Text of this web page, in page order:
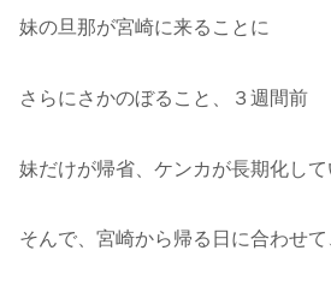
妹の旦那が宮崎に来ることに
さらにさかのぼること、３週間前
妹だけが帰省、ケンカが長期化し
そんで、宮崎から帰る日に合わせ